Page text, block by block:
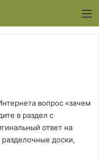
вопрос «зачем
в раздел с
ответ на
доски,